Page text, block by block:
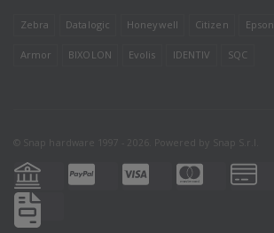
Zebra Datalogic Honeywell Citizen Epson
Armor BIXOLON Evolis IDENTIV SQC
© Snap hardware 1997 - 2026. Powered by Snap S.r.l.